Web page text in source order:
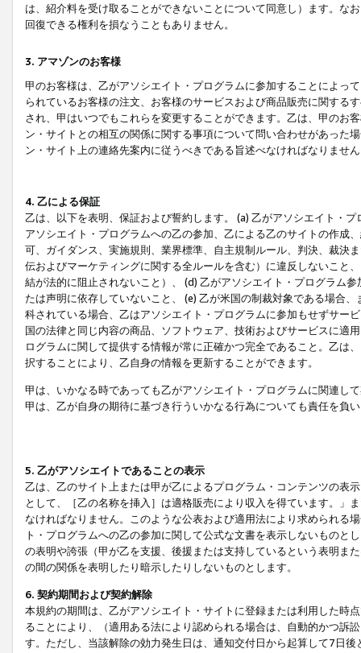
は、紹介料を受け取ることができないことについて同意し）ます。な
回復できる権利を損なうこともありません。
3. アマゾンのお客様
甲のお客様は、乙がアソシエイト・プログラムに参加することによっ
られているお客様の注文、お客様のサービスおよび商品販売に関する
され、甲はいつでもこれらを変更することができます。乙は、甲のお
ン・サイトとの相互の関係に関する事項について問い合わせがあった
ン・サイト上の連絡先案内に従うべきである旨述べなければなりませ
4. 乙による保証
乙は、以下を表明、保証および誓約します。 (a) 乙がアソシエイト・
アソシエイト・プログラムへの乙の参加、乙による乙のサイトの作成
可、ガイダンス、実施規則、業界標準、自主規制ルール、判決、裁決
伝およびマーケティングに関する全ルールを含む）に違反しないこと
結が法的に阻止されないこと）、 (d) 乙がアソシエイト・プログラム
たは声明に依存していないこと、 (e) 乙が米国の制裁対象である場合
科されている場合、乙はアソシエイト・プログラムに参加もせずサー
国の法律と同じ内容の商品、ソフトウェア、技術およびサービスに適
ログラムに関して提供する情報が常に正確かつ完全であること。乙は
択することにより、乙自身の情報を更新することができます。
甲は、いかなる時であっても乙がアソシエイト・プログラムに関連し
甲は、乙が自身の期待に基づき行ういかなる行為についても責任を負
5. 乙がアソシエイトであることの表示
乙は、乙のサイト上または甲が乙によるプログラム・コンテンツの表
として、［乙の名称を挿入］は適格販売により収入を得ています。」
なければなりません。このような公表および適用法により求められる
ト・プログラムへの乙の参加に関して公式な文書を表示しないもの
の表明や誇張（甲が乙を支援、後援または支持しているという表明ま
の間の関係を表明したり暗示したりしないものとします。
6. 契約期間および契約解除
本規約の期間は、乙がアソシエイト・サイトに登録または利用した時
ることにより、（適用ある法により認められる場合は、自動的かつ訴
す。ただし、当該解除の効力発生日は、通知交付日から起算して7日